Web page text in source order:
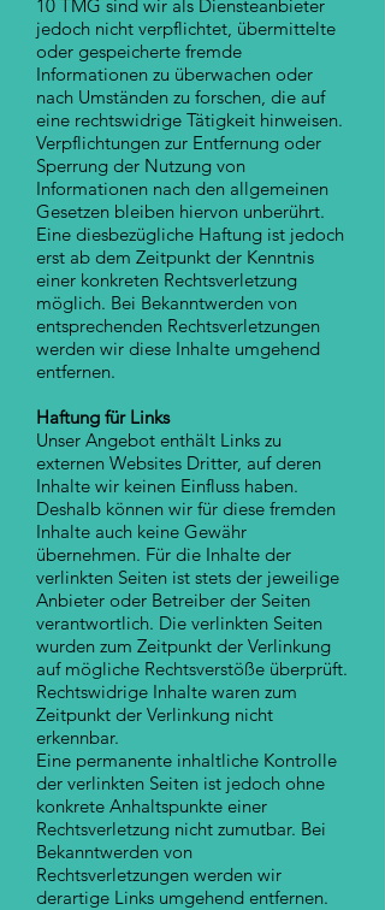
10 TMG sind wir als Diensteanbieter
jedoch nicht verpflichtet, übermittelte
oder gespeicherte fremde
Informationen zu überwachen oder
nach Umständen zu forschen, die auf
eine rechtswidrige Tätigkeit hinweisen.
Verpflichtungen zur Entfernung oder
Sperrung der Nutzung von
Informationen nach den allgemeinen
Gesetzen bleiben hiervon unberührt.
Eine diesbezügliche Haftung ist jedoch
erst ab dem Zeitpunkt der Kenntnis
einer konkreten Rechtsverletzung
möglich. Bei Bekanntwerden von
entsprechenden Rechtsverletzungen
werden wir diese Inhalte umgehend
entfernen.
Haftung für Links
Unser Angebot enthält Links zu
externen Websites Dritter, auf deren
Inhalte wir keinen Einfluss haben.
Deshalb können wir für diese fremden
Inhalte auch keine Gewähr
übernehmen. Für die Inhalte der
verlinkten Seiten ist stets der jeweilige
Anbieter oder Betreiber der Seiten
verantwortlich. Die verlinkten Seiten
wurden zum Zeitpunkt der Verlinkung
auf mögliche Rechtsverstöße überprüft.
Rechtswidrige Inhalte waren zum
Zeitpunkt der Verlinkung nicht
erkennbar.
Eine permanente inhaltliche Kontrolle
der verlinkten Seiten ist jedoch ohne
konkrete Anhaltspunkte einer
Rechtsverletzung nicht zumutbar. Bei
Bekanntwerden von
Rechtsverletzungen werden wir
derartige Links umgehend entfernen.